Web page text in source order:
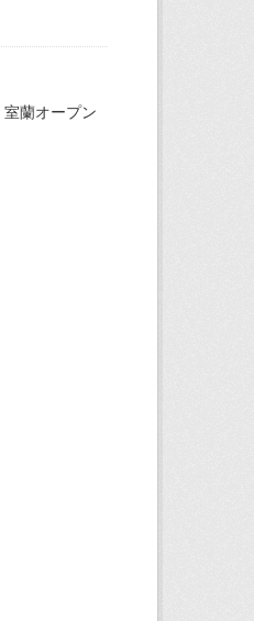
室蘭オープン